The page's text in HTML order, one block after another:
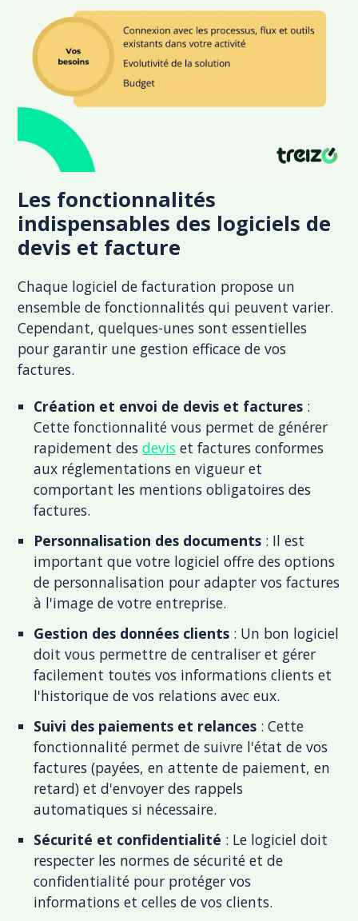
Les fonctionnalités
indispensables des logiciels de
devis et facture
Chaque logiciel de facturation propose un
ensemble de fonctionnalités qui peuvent varier.
Cependant, quelques-unes sont essentielles
pour garantir une gestion efficace de vos
factures.
Création et envoi de devis et factures :
Cette fonctionnalité vous permet de générer
rapidement desdevis et factures conformes
aux réglementations en vigueur et
comportant les mentions obligatoires des
factures.
Personnalisation des documents : Il est
important que votre logiciel offre des options
de personnalisation pour adapter vos factures
à l'image de votre entreprise.
Gestion des données clients : Un bon logiciel
doit vous permettre de centraliser et gérer
facilement toutes vos informations clients et
l'historique de vos relations avec eux.
Suivi des paiements et relances : Cette
fonctionnalité permet de suivre l'état de vos
factures (payées, en attente de paiement, en
retard) et d'envoyer des rappels
automatiques si nécessaire.
Sécurité et confidentialité : Le logiciel doit
respecter les normes de sécurité et de
confidentialité pour protéger vos
informations et celles de vos clients.